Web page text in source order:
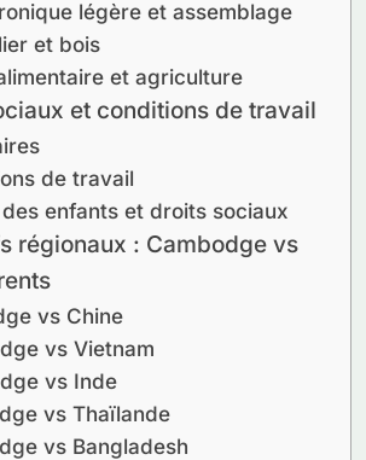
légère et assemblage
et bois
et agriculture
et conditions de travail
de travail
enfants et droits sociaux
régionaux : Cambodge vs
vs Chine
vs Vietnam
vs Inde
vs Thaïlande
vs Bangladesh